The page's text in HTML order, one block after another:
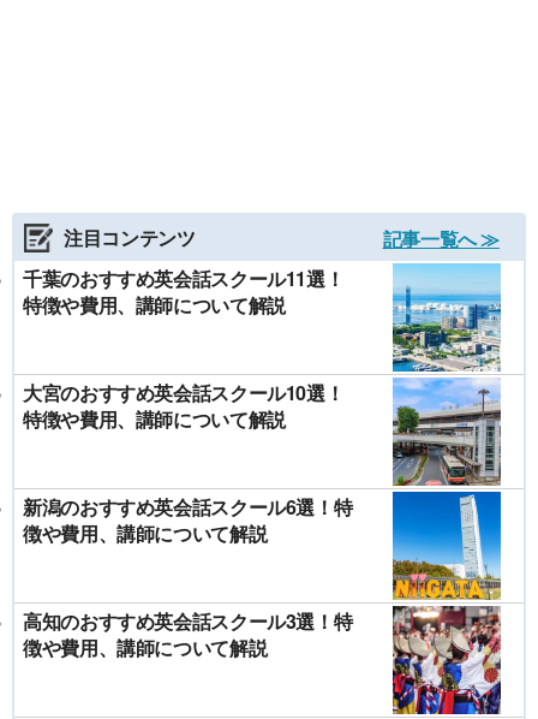
注目コンテンツ
記事一覧へ ≫
千葉のおすすめ英会話スクール11選！
特徴や費用、講師について解説
大宮のおすすめ英会話スクール10選！
特徴や費用、講師について解説
新潟のおすすめ英会話スクール6選！特
徴や費用、講師について解説
高知のおすすめ英会話スクール3選！特
徴や費用、講師について解説